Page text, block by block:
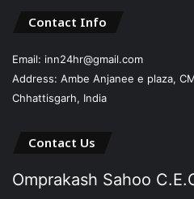
Contact Info
Email: inn24hr@gmail.com
Address: Ambe Anjanee e plaza,
Chhattisgarh, India
Contact Us
Omprakash Sahoo